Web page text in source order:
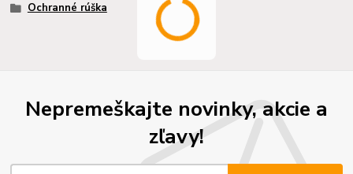
Ochranné rúška
Nepremeškajte novinky, akcie a
zľavy!